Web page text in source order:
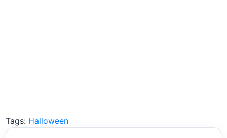
Tags: Halloween